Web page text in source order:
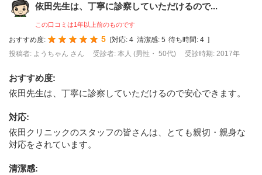
依田先生は、丁寧に診察していただけるので...
この口コミは1年以上前のものです
おすすめ度: 5 対応: 4 清潔感: 5 待ち時間: 4
投稿者: ようちゃん さん
受診者: 本人 (男性・ 50代) 受診時期: 2017年
おすすめ度:
依田先生は、丁寧に診察していただけるので安心できます。
対応:
依田クリニックのスタッフの皆さんは、とても親切・親身な
対応をされています。
清潔感: